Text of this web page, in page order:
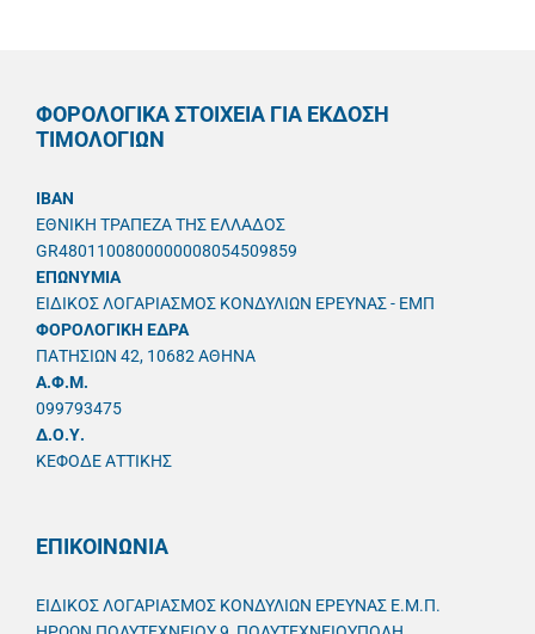
ΦΟΡΟΛΟΓΙΚΑ ΣΤΟΙΧΕΙΑ ΓΙΑ ΕΚΔΟΣΗ
ΤΙΜΟΛΟΓΙΩΝ
IBAN
ΕΘΝΙΚΗ ΤΡΑΠΕΖΑ ΤΗΣ ΕΛΛΑΔΟΣ
GR4801100800000008054509859
ΕΠΩΝΥΜΙΑ
ΕΙΔΙΚΟΣ ΛΟΓΑΡΙΑΣΜΟΣ ΚΟΝΔΥΛΙΩΝ ΕΡΕΥΝΑΣ - ΕΜΠ
ΦΟΡΟΛΟΓΙΚΗ ΕΔΡΑ
ΠΑΤΗΣΙΩΝ 42, 10682 ΑΘΗΝΑ
A.Φ.Μ.
099793475
Δ.Ο.Υ.
ΚΕΦΟΔΕ ΑΤΤΙΚΗΣ
ΕΠΙΚΟΙΝΩΝΙΑ
ΕΙΔΙΚΟΣ ΛΟΓΑΡΙΑΣΜΟΣ ΚΟΝΔΥΛΙΩΝ ΕΡΕΥΝΑΣ Ε.Μ.Π.